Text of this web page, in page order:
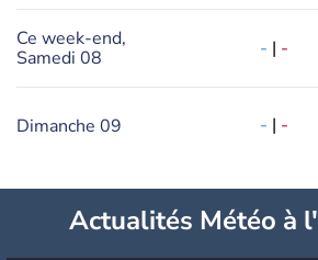
Ce week-end,
Samedi 08
- | -
Dimanche 09 - | -
Actualités Météo à